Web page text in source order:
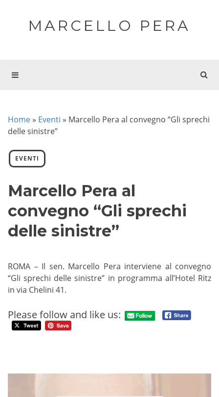
MARCELLO PERA
Home » Eventi » Marcello Pera al convegno “Gli sprechi
delle sinistre”
EVENTI
Marcello Pera al
convegno “Gli sprechi
delle sinistre”
ROMA – Il sen. Marcello Pera interviene al convegno
“Gli sprechi delle sinistre” in programma all’Hotel Ritz
in via Chelini 41.
Please follow and like us: